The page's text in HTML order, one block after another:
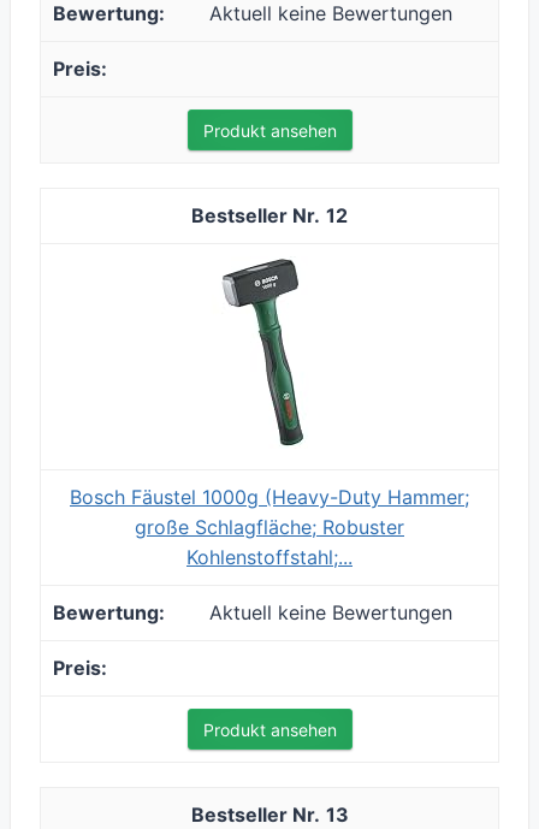
Aktuell keine Bewertungen
Produkt ansehen
12
Bosch Fäustel 1000g (Heavy-Duty Hammer;
große Schlagfläche; Robuster
Kohlenstoffstahl;...
Aktuell keine Bewertungen
Produkt ansehen
13